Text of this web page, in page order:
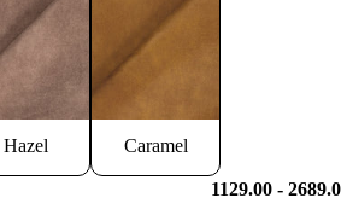
Hazel Caramel
1129.00 -